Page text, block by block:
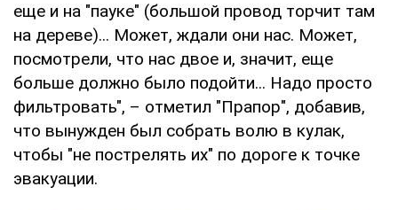
еще и на "пауке" (большой провод торчит там
на дереве)... Может, ждали они нас. Может,
посмотрели, что нас двое и, значит, еще
больше должно было подойти... Надо просто
фильтровать", – отметил "Прапор", добавив,
что вынужден был собрать волю в кулак,
чтобы "не пострелять их" по дороге к точке
эвакуации.